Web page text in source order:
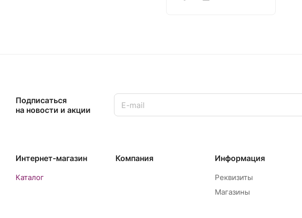
Подписаться
на новости и акции
Интернет-магазин
Каталог
Компания Информация
Реквизиты
Магазины